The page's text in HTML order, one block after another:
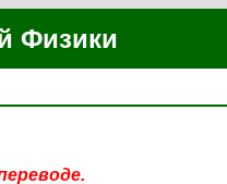
Физики